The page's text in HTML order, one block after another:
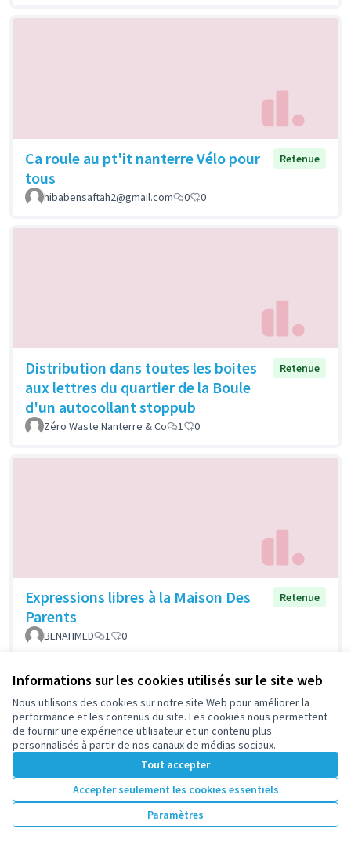
Informations sur les cookies utilisés sur le site web
Nous utilisons des cookies sur notre site Web pour améliorer la
performance et les contenus du site. Les cookies nous permettent
de fournir une expérience utilisateur et un contenu plus
personnalisés à partir de nos canaux de médias sociaux.
Tout accepter
Accepter seulement les cookies essentiels
Paramètres
Ca roule au pt'it nanterre Vélo pour
tous
Retenue
hibabensaftah2@gmail.com 0 0
Distribution dans toutes les boites
aux lettres du quartier de la Boule
d'un autocollant stoppub
Retenue
Zéro Waste Nanterre & Co 1 0
Expressions libres à la Maison Des
Parents
Retenue
BENAHMED 1 0
L'écho WEB RADIO
Retenue
Limé Pascal
0 0